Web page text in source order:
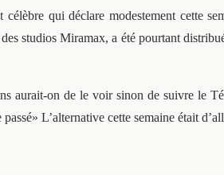
qui déclare modestement cette
studios Miramax, a été pourtant
aurait-on de le voir sinon de suivre le
L’alternative cette semaine était